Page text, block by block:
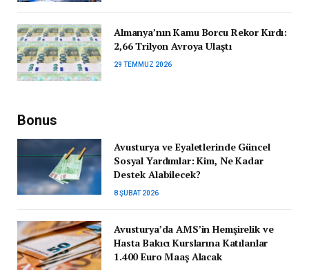
Almanya’nın Kamu Borcu Rekor Kırdı:
2,66 Trilyon Avroya Ulaştı
29 TEMMUZ 2026
Bonus
Avusturya ve Eyaletlerinde Güncel
Sosyal Yardımlar: Kim, Ne Kadar
Destek Alabilecek?
8 ŞUBAT 2026
Avusturya’da AMS’in Hemşirelik ve
Hasta Bakıcı Kurslarına Katılanlar
1.400 Euro Maaş Alacak